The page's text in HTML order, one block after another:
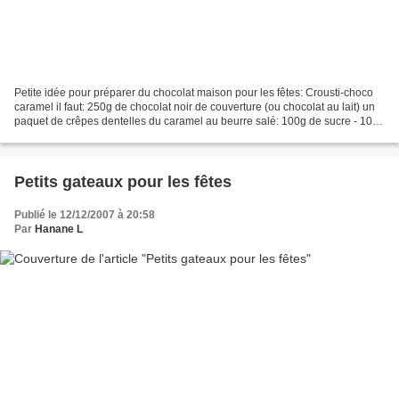
Petite idée pour préparer du chocolat maison pour les fêtes: Crousti-choco
caramel il faut: 250g de chocolat noir de couverture (ou chocolat au lait) un
paquet de crêpes dentelles du caramel au beurre salé: 100g de sucre - 10g
Petits gateaux pour les fêtes
Publié le 12/12/2007 à 20:58
Par Hanane L